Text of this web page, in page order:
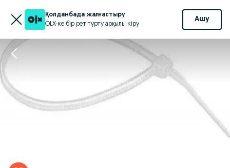
Қолданбада жалғастыру
OLX-ке бір рет түрту арқылы кіру
Ашу